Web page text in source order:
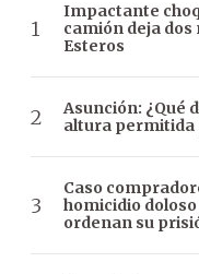
Impactante
camión deja
Esteros
Asunción: ¿Qué
altura permitida
Caso
homicidio
ordenan su